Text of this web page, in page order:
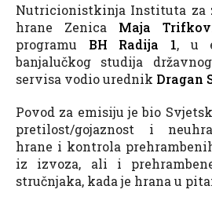
Nutricionistkinja Instituta za
hrane Zenica Maja
programu BH Radija 1, u
banjalučkog studija
servisa vodio urednik Dragan
Povod za emisiju je bio
pretilost/gojaznost i
hrane i kontrola
iz izvoza, ali i
stručnjaka, kada je hrana u